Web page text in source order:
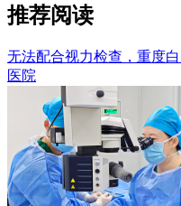
推荐阅读
无法配合视力检查，重度
医院